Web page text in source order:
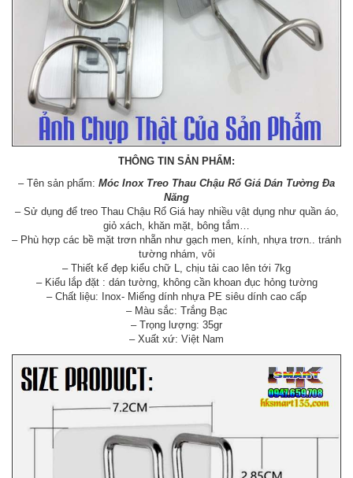
THÔNG TIN SẢN PHẨM:
– Tên sản phẩm: Móc Inox Treo Thau Chậu Rổ Giá Dán Tường Đa
Năng
– Sử dụng để treo Thau Chậu Rổ Giá hay nhiều vật dụng như quần áo,
giỏ xách, khăn mặt, bông tắm…
– Phù hợp các bề mặt trơn nhẵn như gạch men, kính, nhựa trơn.. tránh
tường nhám, vôi
– Thiết kế đẹp kiểu chữ L, chịu tải cao lên tới 7kg
– Kiểu lắp đặt : dán tường, không cần khoan đục hỏng tường
– Chất liệu: Inox- Miếng dính nhựa PE siêu dính cao cấp
– Màu sắc: Trắng Bạc
– Trọng lượng: 35gr
– Xuất xứ: Việt Nam